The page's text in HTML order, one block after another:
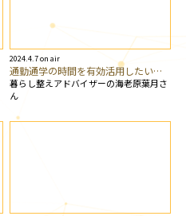
2024.4.7 on air
通勤通学の時間を有効活用したい…
暮らし整えアドバイザーの海老原葉月さ
ん